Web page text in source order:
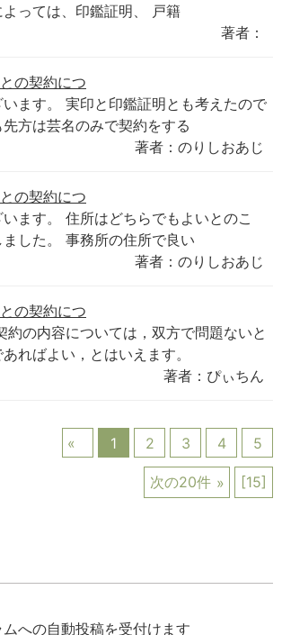
っては、印鑑証明、 戸籍
著者：
の契約につ
ます。 実印と印鑑証明とも考えたので
方は芸名のみで契約をする
著者：のりしおあじ
の契約につ
ます。 住所はどちらでもよいとのこ
した。 事務所の住所で良い
著者：のりしおあじ
の契約につ
約の内容については，双方で問題ないと
ればよい，とはいえます。
著者：ぴぃちん
1 2 3 4 5
次の20件 [15]
への自動投稿を受付けます